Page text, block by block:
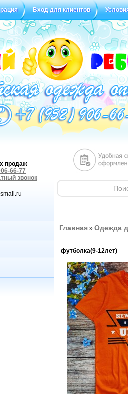
Вход для клиентов
продаж
66-77
звонок
Главная » Одежда
футболка(9-12лет)